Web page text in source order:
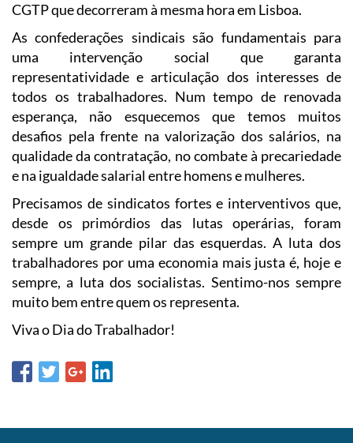
CGTP que decorreram à mesma hora em Lisboa.
As confederações sindicais são fundamentais para
uma intervenção social que garanta
representatividade e articulação dos interesses de
todos os trabalhadores. Num tempo de renovada
esperança, não esquecemos que temos muitos
desafios pela frente na valorização dos salários, na
qualidade da contratação, no combate à precariedade
e na igualdade salarial entre homens e mulheres.
Precisamos de sindicatos fortes e interventivos que,
desde os primórdios das lutas operárias, foram
sempre um grande pilar das esquerdas. A luta dos
trabalhadores por uma economia mais justa é, hoje e
sempre, a luta dos socialistas. Sentimo-nos sempre
muito bem entre quem os representa.
Viva o Dia do Trabalhador!